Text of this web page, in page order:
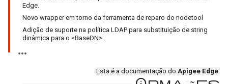
Edge.
Novo wrapper em torno da ferramenta de reparo do nodetool
Adição de suporte na política LDAP para substituição de string
dinâmica para o <BaseDN> .
Esta é a documentação do Apigee Edge.